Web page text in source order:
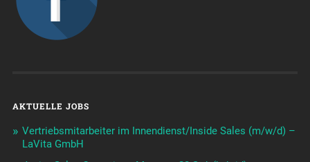
AKTUELLE JOBS
Vertriebsmitarbeiter im Innendienst/Inside Sales (m/w/d) –
LaVita GmbH